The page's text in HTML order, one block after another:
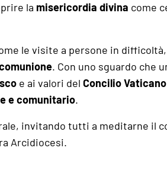
la misericordia divina come
le visite a persone in
. Con uno sguardo che
e ai valori delConcilio
e comunitario.
invitando tutti a meditarne il
Arcidiocesi.